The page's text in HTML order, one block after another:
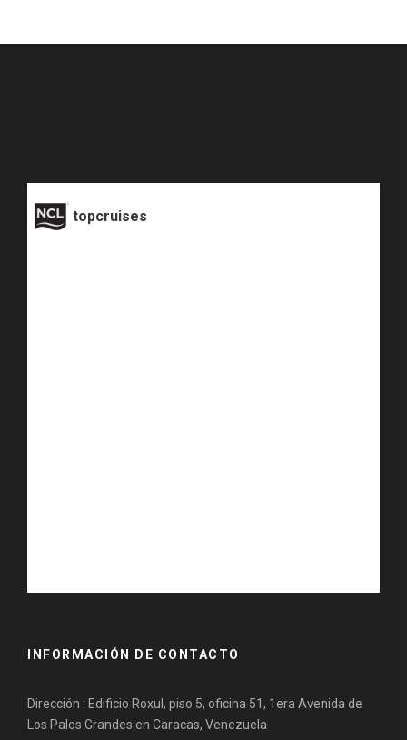
topcruises
INFORMACIÓN DE CONTACTO
Dirección : Edificio Roxul, piso 5, oficina 51, 1era Avenida de
Los Palos Grandes en Caracas, Venezuela